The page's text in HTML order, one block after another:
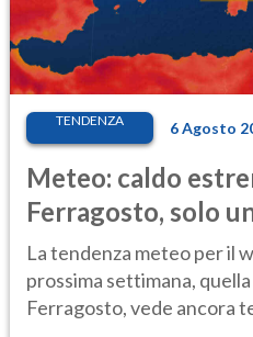
TENDENZA 6 Agosto
Meteo: caldo
Ferragosto, solo
Ecco dove
La tendenza meteo per il
prossima settimana,
Ferragosto, vede ancora